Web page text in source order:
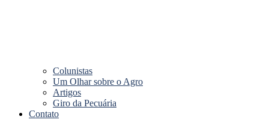
Colunistas
Um Olhar sobre o Agro
Artigos
Giro da Pecuária
Contato